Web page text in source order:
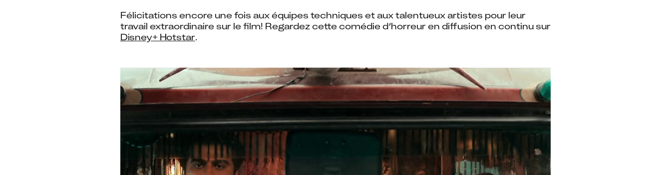
Félicitations encore une fois aux équipes techniques et aux talentueux artistes pour leur
Disney+ Hotstar.